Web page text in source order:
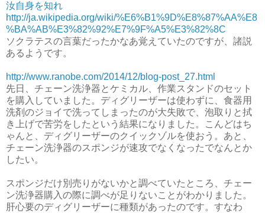
汝自身を知れ
http://ja.wikipedia.org/wiki/%E6%B1%9D%E8%87%AA%E8
%BA%AB%E3%82%92%E7%9F%A5%E3%82%8C
ソクラテスの言葉だったかなあ覚えていたのですが、諸説
あるようです。
http://www.ranobe.com/2014/12/blog-post_27.html
先日、チェーン洗浄器とケミカル、作業スタンドのセット
を購入していました。ディグリーザーは使わずに、食器用
洗剤のジョイで洗ってしまったのが大失敗で、泡取りと拭
き上げで苦労をしたという結果になりました。こんどはち
ゃんと、ディグリーザーのクイックゾルを使おう。あと、
チェーン洗浄器のスポンジが速攻でなくなったでなんとか
したい。
スポンジだけ別売りがないかと調べていたところ、チェー
ン洗浄器購入の際に調べが足りないことがわかりました。
肝心要のディグリーザーに種類があったのです。すなわ